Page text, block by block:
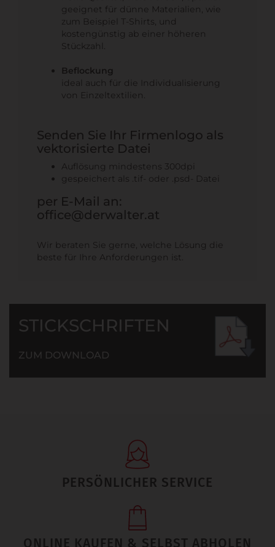
geeignet für dünne Materialien, wie
zum Beispiel T-Shirts, und
kostengünstig ab einer höheren
Stückzahl.
Beflockung
ideal auch für die Individualisierung
von Einzeltextilien.
Senden Sie Ihr Firmenlogo als
vektorisierte Datei
Auflösung mindestens 300dpi
gespeichert als .tif- oder .psd- Datei
per E-Mail an:
office@derwalter.at
Wir beraten Sie gerne, welche Lösung die
beste für Ihre Anforderungen ist.
STICKSCHRIFTEN
ZUM DOWNLOAD
PERSÖNLICHER SERVICE
ONLINE KAUFEN & SELBST ABHOLEN